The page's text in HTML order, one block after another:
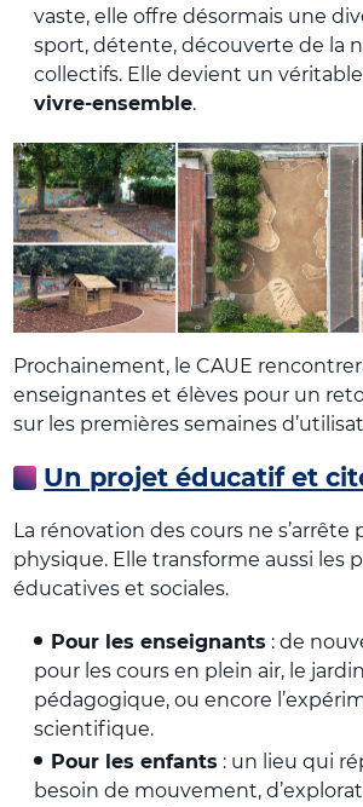
vaste, elle offre désormais une
sport, détente, découverte de la
collectifs. Elle devient un véritable
vivre-ensemble.
Prochainement, le CAUE
enseignantes et élèves pour un
sur les premières semaines
Un projet éducatif et
La rénovation des cours ne s’arrête
physique. Elle transforme aussi les
éducatives et sociales.
Pour les enseignants : de
pour les cours en plein air, le
pédagogique, ou encore
scientifique.
Pour les enfants : un lieu qui
besoin de mouvement,